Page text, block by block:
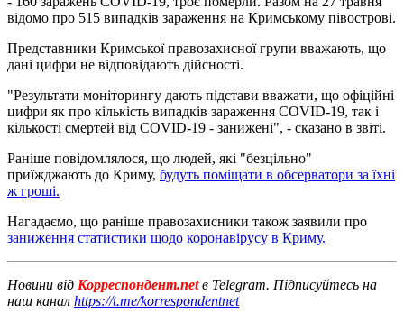
відомо про 515 випадків зараження на Кримському півострові.
Представники Кримської правозахисної групи вважають, що
дані цифри не відповідають дійсності.
"Результати моніторингу дають підстави вважати, що офіційні
цифри як про кількість випадків зараження COVID-19, так і
кількості смертей від COVID-19 - занижені", - сказано в звіті.
Раніше повідомлялося, що людей, які "безцільно"
приїжджають до Криму, будуть поміщати в обсерватори за їхні
ж гроші.
Нагадаємо, що раніше правозахисники також заявили про
заниження статистики щодо коронавірусу в Криму.
Новини від Корреспондент.netв Telegram. Підписуйтесь на
наш канал https://t.me/korrespondentnet